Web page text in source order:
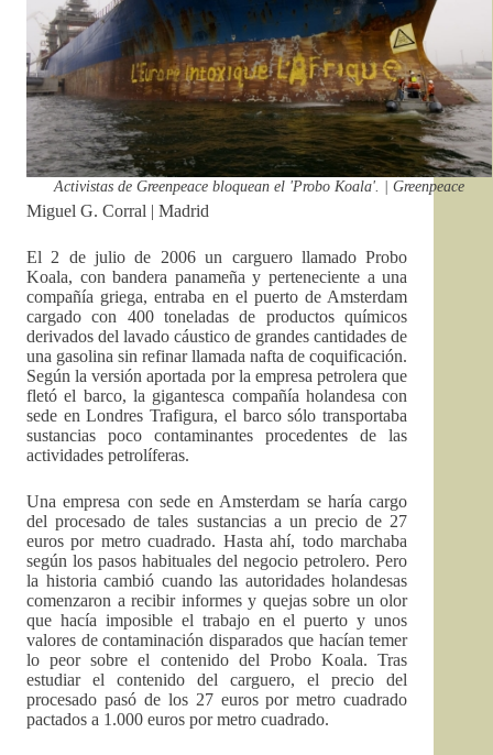
Activistas de Greenpeace bloquean el 'Probo Koala'. | Greenpeace
Miguel G. Corral | Madrid
El 2 de julio de 2006 un carguero llamado Probo
Koala, con bandera panameña y perteneciente a una
compañía griega, entraba en el puerto de Amsterdam
cargado con 400 toneladas de productos químicos
derivados del lavado cáustico de grandes cantidades de
una gasolina sin refinar llamada nafta de coquificación.
Según la versión aportada por la empresa petrolera que
fletó el barco, la gigantesca compañía holandesa con
sede en Londres Trafigura, el barco sólo transportaba
sustancias poco contaminantes procedentes de las
actividades petrolíferas.
Una empresa con sede en Amsterdam se haría cargo
del procesado de tales sustancias a un precio de 27
euros por metro cuadrado. Hasta ahí, todo marchaba
según los pasos habituales del negocio petrolero. Pero
la historia cambió cuando las autoridades holandesas
comenzaron a recibir informes y quejas sobre un olor
que hacía imposible el trabajo en el puerto y unos
valores de contaminación disparados que hacían temer
lo peor sobre el contenido del Probo Koala. Tras
estudiar el contenido del carguero, el precio del
procesado pasó de los 27 euros por metro cuadrado
pactados a 1.000 euros por metro cuadrado.